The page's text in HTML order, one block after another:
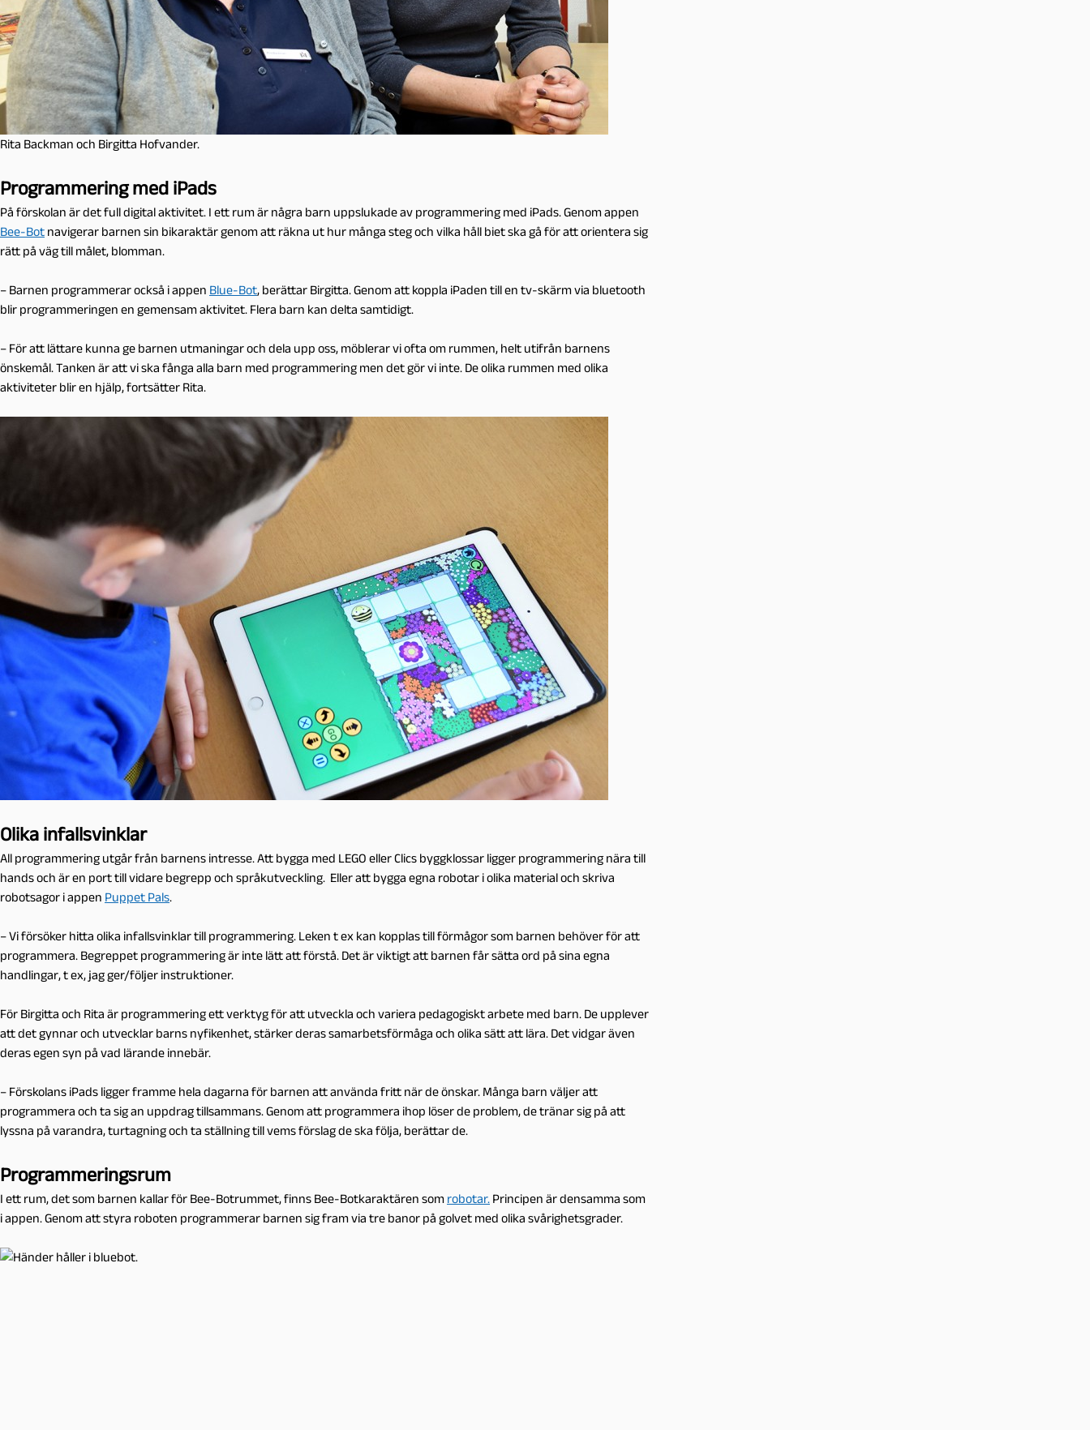
Rita Backman och Birgitta Hofvander.
Programmering med iPads
På förskolan är det full digital aktivitet. I ett rum är några barn uppslukade av programmering med iPads. Genom appen
Bee-Bot navigerar barnen sin bikaraktär genom att räkna ut hur många steg och vilka håll biet ska gå för att orientera sig
rätt på väg till målet, blomman.
– Barnen programmerar också i appen Blue-Bot, berättar Birgitta. Genom att koppla iPaden till en tv-skärm via bluetooth
blir programmeringen en gemensam aktivitet. Flera barn kan delta samtidigt.
– För att lättare kunna ge barnen utmaningar och dela upp oss, möblerar vi ofta om rummen, helt utifrån barnens
önskemål. Tanken är att vi ska fånga alla barn med programmering men det gör vi inte. De olika rummen med olika
aktiviteter blir en hjälp, fortsätter Rita.
Olika infallsvinklar
All programmering utgår från barnens intresse. Att bygga med LEGO eller Clics byggklossar ligger programmering nära till
hands och är en port till vidare begrepp och språkutveckling. Eller att bygga egna robotar i olika material och skriva
robotsagor i appen Puppet Pals.
– Vi försöker hitta olika infallsvinklar till programmering. Leken t ex kan kopplas till förmågor som barnen behöver för att
programmera. Begreppet programmering är inte lätt att förstå. Det är viktigt att barnen får sätta ord på sina egna
handlingar, t ex, jag ger/följer instruktioner.
För Birgitta och Rita är programmering ett verktyg för att utveckla och variera pedagogiskt arbete med barn. De upplever
att det gynnar och utvecklar barns nyfikenhet, stärker deras samarbetsförmåga och olika sätt att lära. Det vidgar även
deras egen syn på vad lärande innebär.
– Förskolans iPads ligger framme hela dagarna för barnen att använda fritt när de önskar. Många barn väljer att
programmera och ta sig an uppdrag tillsammans. Genom att programmera ihop löser de problem, de tränar sig på att
lyssna på varandra, turtagning och ta ställning till vems förslag de ska följa, berättar de.
Programmeringsrum
I ett rum, det som barnen kallar för Bee-Botrummet, finns Bee-Botkaraktären som robotar. Principen är densamma som
i appen. Genom att styra roboten programmerar barnen sig fram via tre banor på golvet med olika svårighetsgrader.